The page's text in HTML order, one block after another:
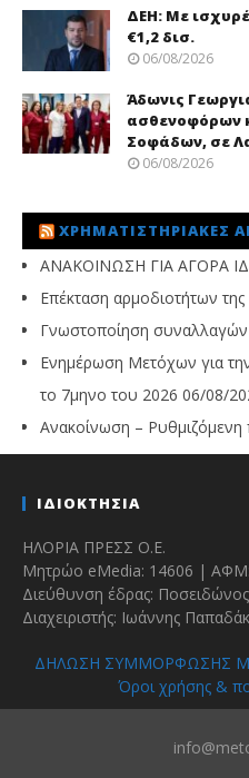
ΔΕΗ: Με
€1,2 δισ.
06/08/2026
Άδωνις
ασθενοφόρων
Σοφάδων, σε
06/08/2026
ΧΡΗΜΑΤΙΣΤΗΡΙΑΚΈΣ
ΑΝΑΚΟΙΝΩΣΗ ΓΙΑ ΑΓΟΡΑ
Επέκταση αρμοδιοτήτων
Γνωστοποίηση συναλλαγών
Ενημέρωση Μετόχων για
το 7μηνο του 2026 06/08/
Ανακοίνωση –
ΙΔΙΟΚΤΗΣΙΑ
ΗΛΟΡΙΑ ΠΡΕΣΣ Ο.Ε.
Μητρώο eMedia: 14606 |
Διεύθυνση έδρας:
Διαχειριστής: Ιωάννης
ΔΗΛΩΣΗ ΣΥΜΜΟΡΦΩΣΗΣ
Όροι χρήσης &